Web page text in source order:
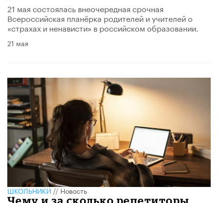
21 мая состоялась внеочередная срочная
Всероссийская планёрка родителей и учителей о
«страхах и ненависти» в российском образовании.
21 мая
ШКОЛЬНИКИ//Новость
Чему и за сколько репетиторы